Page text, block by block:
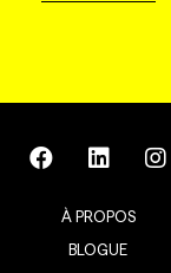
À PROPOS
BLOGUE